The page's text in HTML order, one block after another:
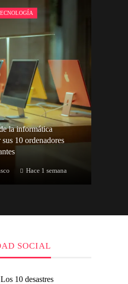
la informática
10 ordenadores
Hace 1 semana
SOCIAL
Los 10 desastres